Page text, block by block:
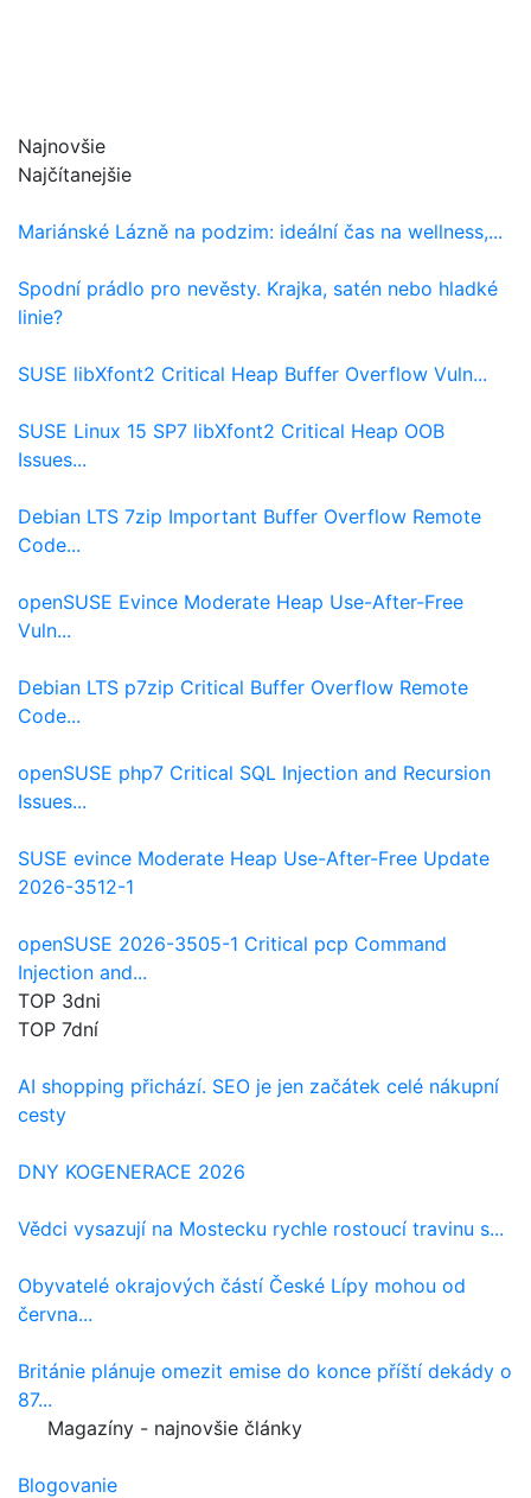
Najnovšie
Najčítanejšie
Mariánské Lázně na podzim: ideální čas na wellness,...
Spodní prádlo pro nevěsty. Krajka, satén nebo hladké
linie?
SUSE libXfont2 Critical Heap Buffer Overflow Vuln...
SUSE Linux 15 SP7 libXfont2 Critical Heap OOB
Issues...
Debian LTS 7zip Important Buffer Overflow Remote
Code...
openSUSE Evince Moderate Heap Use-After-Free
Vuln...
Debian LTS p7zip Critical Buffer Overflow Remote
Code...
openSUSE php7 Critical SQL Injection and Recursion
Issues...
SUSE evince Moderate Heap Use-After-Free Update
2026-3512-1
openSUSE 2026-3505-1 Critical pcp Command
Injection and...
TOP 3dni
TOP 7dní
AI shopping přichází. SEO je jen začátek celé nákupní
cesty
DNY KOGENERACE 2026
Vědci vysazují na Mostecku rychle rostoucí travinu s...
Obyvatelé okrajových částí České Lípy mohou od
června...
Británie plánuje omezit emise do konce příští dekády o
87...
Magazíny - najnovšie články
Blogovanie